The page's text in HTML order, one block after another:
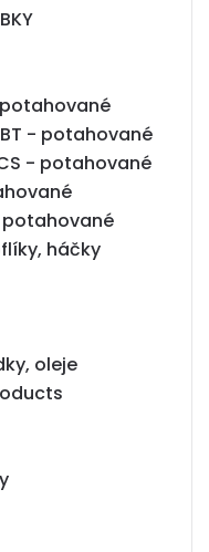
potahované
- potahované
- potahované
potahované
háčky
oleje